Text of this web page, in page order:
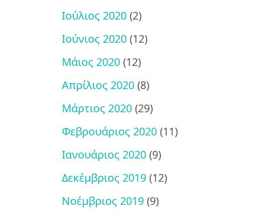
Ιούλιος 2020 (2)
Ιούνιος 2020 (12)
Μάιος 2020 (12)
Απρίλιος 2020 (8)
Μάρτιος 2020 (29)
Φεβρουάριος 2020 (11)
Ιανουάριος 2020 (9)
Δεκέμβριος 2019 (12)
Νοέμβριος 2019 (9)